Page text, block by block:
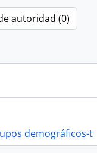
autoridad (0)
demográficos-t